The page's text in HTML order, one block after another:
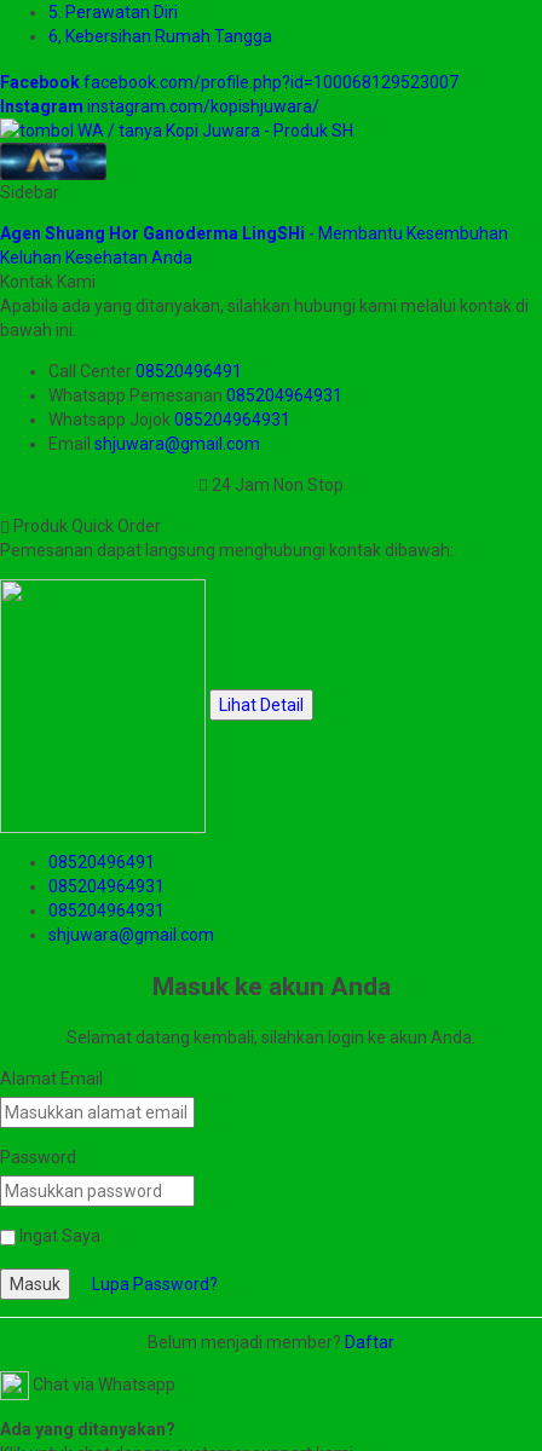
5. Perawatan Diri
6, Kebersihan Rumah Tangga
Facebookfacebook.com/profile.php?id=100068129523007
Instagram instagram.com/kopishjuwara/
Sidebar
Agen Shuang Hor Ganoderma LingSHi - Membantu Kesembuhan
Keluhan Kesehatan Anda
Kontak Kami
Apabila ada yang ditanyakan, silahkan hubungi kami melalui kontak di
bawah ini.
Call Center08520496491
Whatsapp Pemesanan 085204964931
Whatsapp Jojok085204964931
Email shjuwara@gmail.com
24 Jam Non Stop
Produk Quick Order
Pemesanan dapat langsung menghubungi kontak dibawah:
Lihat Detail
08520496491
085204964931
085204964931
shjuwara@gmail.com
Masuk ke akun Anda
Selamat datang kembali, silahkan login ke akun Anda.
Alamat Email
Password
Ingat Saya
Masuk Lupa Password?
Belum menjadi member? Daftar
Chat via Whatsapp
Ada yang ditanyakan?